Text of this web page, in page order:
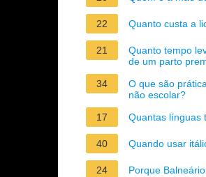
22 Quanto custa a
21
Quanto tempo
de um parto
34
O que são
não escolar?
17
Quantas línguas
40 Quando usar
24 Porque